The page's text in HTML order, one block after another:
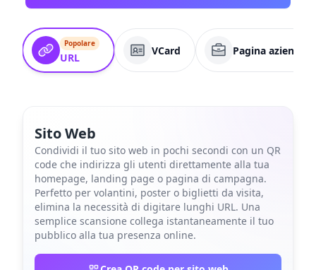
Popolare
URL
VCard Pagina aziendale
Sito Web
Condividi il tuo sito web in pochi secondi con un QR
code che indirizza gli utenti direttamente alla tua
homepage, landing page o pagina di campagna.
Perfetto per volantini, poster o biglietti da visita,
elimina la necessità di digitare lunghi URL. Una
semplice scansione collega istantaneamente il tuo
pubblico alla tua presenza online.